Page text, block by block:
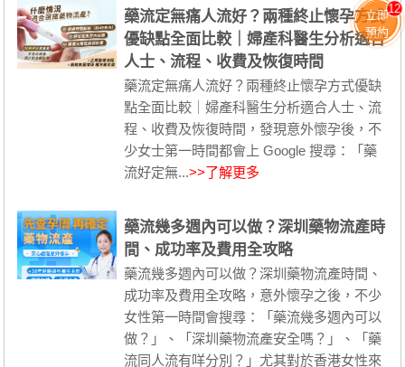
藥流定無痛人流好？兩種終止懷孕方式
優缺點全面比較｜婦產科醫生分析適合
人士、流程、收費及恢復時間
藥流定無痛人流好？兩種終止懷孕方式優缺
點全面比較｜婦產科醫生分析適合人士、流
程、收費及恢復時間，發現意外懷孕後，不
少女士第一時間都會上 Google 搜尋：「藥
流好定無...>>了解更多
藥流幾多週內可以做？深圳藥物流產時
間、成功率及費用全攻略
藥流幾多週內可以做？深圳藥物流產時間、
成功率及費用全攻略，意外懷孕之後，不少
女性第一時間會搜尋：「藥流幾多週內可以
做？」、「深圳藥物流產安全嗎？」、「藥
流同人流有咩分別？」尤其對於香港女性來
立即
預約
12